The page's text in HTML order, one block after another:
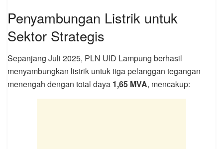
Penyambungan Listrik untuk
Sektor Strategis
Sepanjang Juli 2025, PLN UID Lampung berhasil
menyambungkan listrik untuk tiga pelanggan tegangan
menengah dengan total daya 1,65 MVA, mencakup: